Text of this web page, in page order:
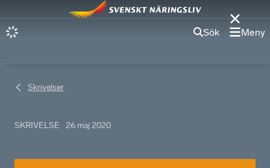
Sök Meny
Skrivelser
SKRIVELSE 26 maj 2020